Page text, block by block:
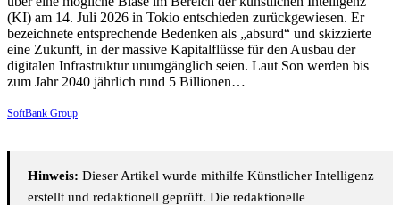
(KI) am 14. Juli 2026 in Tokio entschieden zurückgewiesen. Er
bezeichnete entsprechende Bedenken als „absurd“ und skizzierte
eine Zukunft, in der massive Kapitalflüsse für den Ausbau der
digitalen Infrastruktur unumgänglich seien. Laut Son werden bis
zum Jahr 2040 jährlich rund 5 Billionen…
SoftBank Group
Hinweis: Dieser Artikel wurde mithilfe Künstlicher Intelligenz
erstellt und redaktionell geprüft. Die redaktionelle